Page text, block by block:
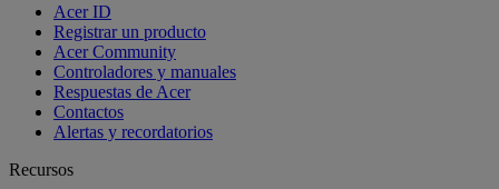
Acer ID
Registrar un producto
Acer Community
Controladores y manuales
Respuestas de Acer
Contactos
Alertas y recordatorios
Recursos